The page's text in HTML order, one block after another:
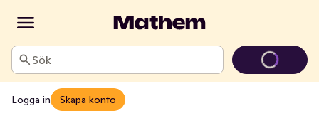
Sök
Logga in Skapa konto